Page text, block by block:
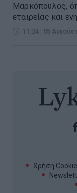
Μαρκόπουλος,
εταιρείας και
11:24 | 05
Χρήση